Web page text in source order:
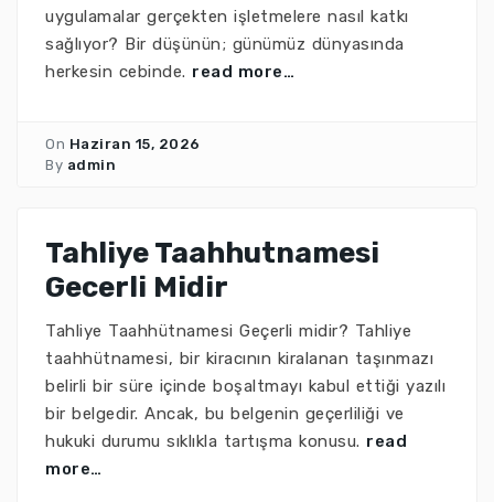
uygulamalar gerçekten işletmelere nasıl katkı
sağlıyor? Bir düşünün; günümüz dünyasında
herkesin cebinde. read more…
On Haziran 15, 2026
By admin
Tahliye Taahhutnamesi
Gecerli Midir
Tahliye Taahhütnamesi Geçerli midir? Tahliye
taahhütnamesi, bir kiracının kiralanan taşınmazı
belirli bir süre içinde boşaltmayı kabul ettiği yazılı
bir belgedir. Ancak, bu belgenin geçerliliği ve
hukuki durumu sıklıkla tartışma konusu. read
more…